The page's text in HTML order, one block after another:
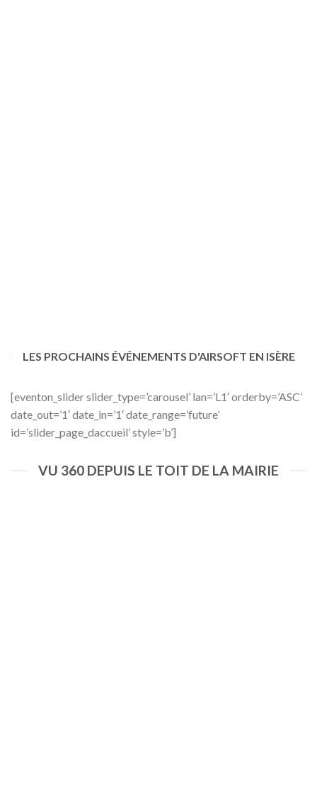
LES PROCHAINS ÉVÉNEMENTS D'AIRSOFT EN ISÈRE
[eventon_slider slider_type=’carousel’ lan=’L1′ orderby=’ASC’
date_out=’1′ date_in=’1′ date_range=’future’
id=’slider_page_daccueil’ style=’b’]
VU 360 DEPUIS LE TOIT DE LA MAIRIE